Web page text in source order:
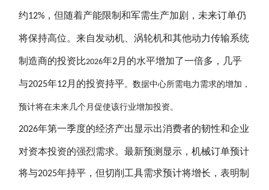
约12%，但随着产能限制和军需生产加剧，未来订单仍
将保持高位。来自发动机、涡轮机和其他动力传输系统
制造商的投资比2026年2月的水平增加了一倍多，几乎
与2025年12月的投资持平。数据中心所需电力需求的增加，
预计将在未来几个月促使该行业增加投资。
2026年第一季度的经济产出显示出消费者的韧性和企业
对资本投资的强烈需求。最新预测显示，机械订单预计
将与2025年持平，但切削工具需求预计将增长，表明制